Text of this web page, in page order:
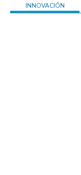
INNOVACIÓN